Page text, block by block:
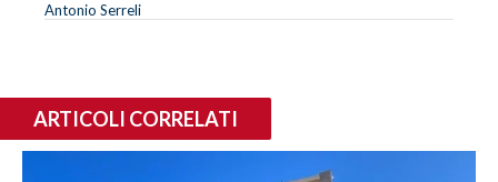
Antonio Serreli
ARTICOLI CORRELATI